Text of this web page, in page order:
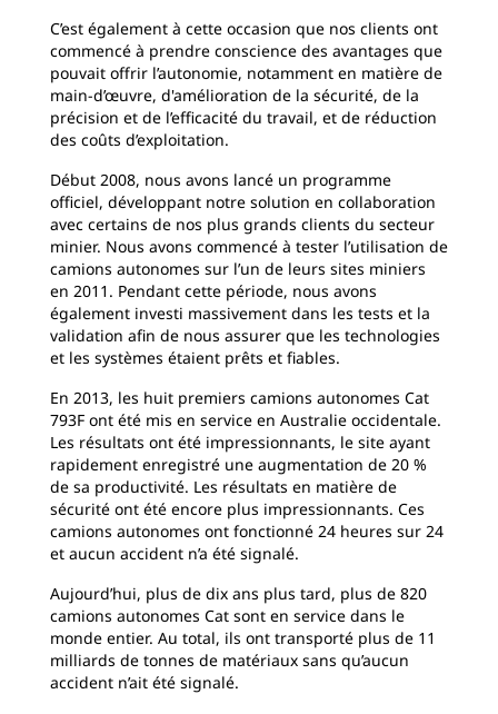
C’est également à cette occasion que nos clients ont
commencé à prendre conscience des avantages que
pouvait offrir l’autonomie, notamment en matière de
main-d’œuvre, d'amélioration de la sécurité, de la
précision et de l’efficacité du travail, et de réduction
des coûts d’exploitation.
Début 2008, nous avons lancé un programme
officiel, développant notre solution en collaboration
avec certains de nos plus grands clients du secteur
minier. Nous avons commencé à tester l’utilisation de
camions autonomes sur l’un de leurs sites miniers
en 2011. Pendant cette période, nous avons
également investi massivement dans les tests et la
validation afin de nous assurer que les technologies
et les systèmes étaient prêts et fiables.
En 2013, les huit premiers camions autonomes Cat
793F ont été mis en service en Australie occidentale.
Les résultats ont été impressionnants, le site ayant
rapidement enregistré une augmentation de 20 %
de sa productivité. Les résultats en matière de
sécurité ont été encore plus impressionnants. Ces
camions autonomes ont fonctionné 24 heures sur 24
et aucun accident n’a été signalé.
Aujourd’hui, plus de dix ans plus tard, plus de 820
camions autonomes Cat sont en service dans le
monde entier. Au total, ils ont transporté plus de 11
milliards de tonnes de matériaux sans qu’aucun
accident n’ait été signalé.